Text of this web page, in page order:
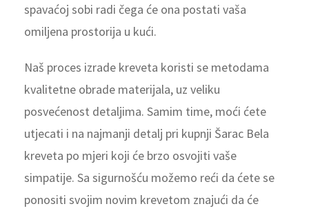
spavaćoj sobi radi čega će ona postati vaša
omiljena prostorija u kući.
Naš proces izrade kreveta koristi se metodama
kvalitetne obrade materijala, uz veliku
posvećenost detaljima. Samim time, moći ćete
utjecati i na najmanji detalj pri kupnji Šarac Bela
kreveta po mjeri koji će brzo osvojiti vaše
simpatije. Sa sigurnošću možemo reći da ćete se
ponositi svojim novim krevetom znajući da će